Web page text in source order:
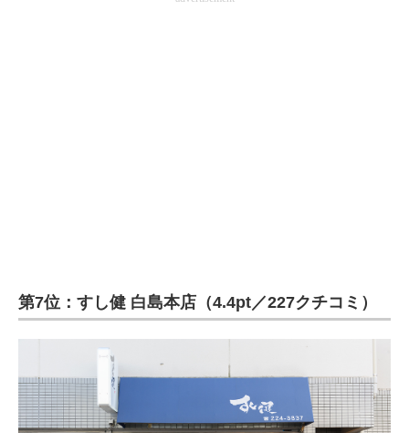
第7位：すし健 白島本店（4.4pt／227クチコミ）